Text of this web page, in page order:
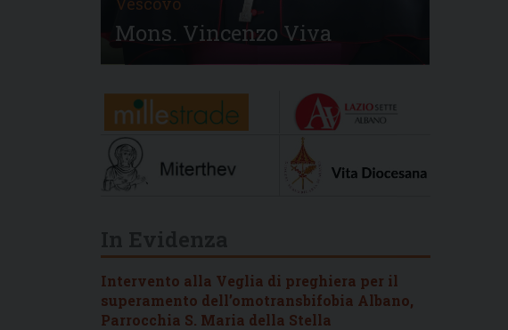
Mons. Vincenzo Viva
Intervento alla Veglia di preghiera per il
superamento dell’omotransbifobia Albano,
Parrocchia S. Maria della Stella